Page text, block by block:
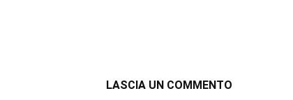
LASCIA UN COMMENTO